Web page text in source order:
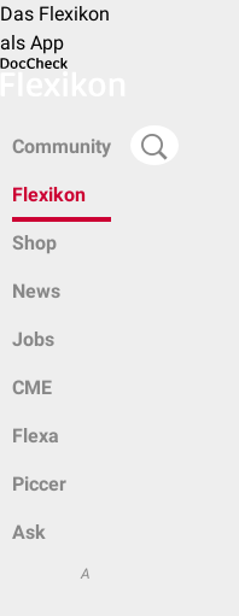
Das Flexikon
als App
Community
Flexikon
Shop
News
Jobs
CME
Flexa
Piccer
Ask
A